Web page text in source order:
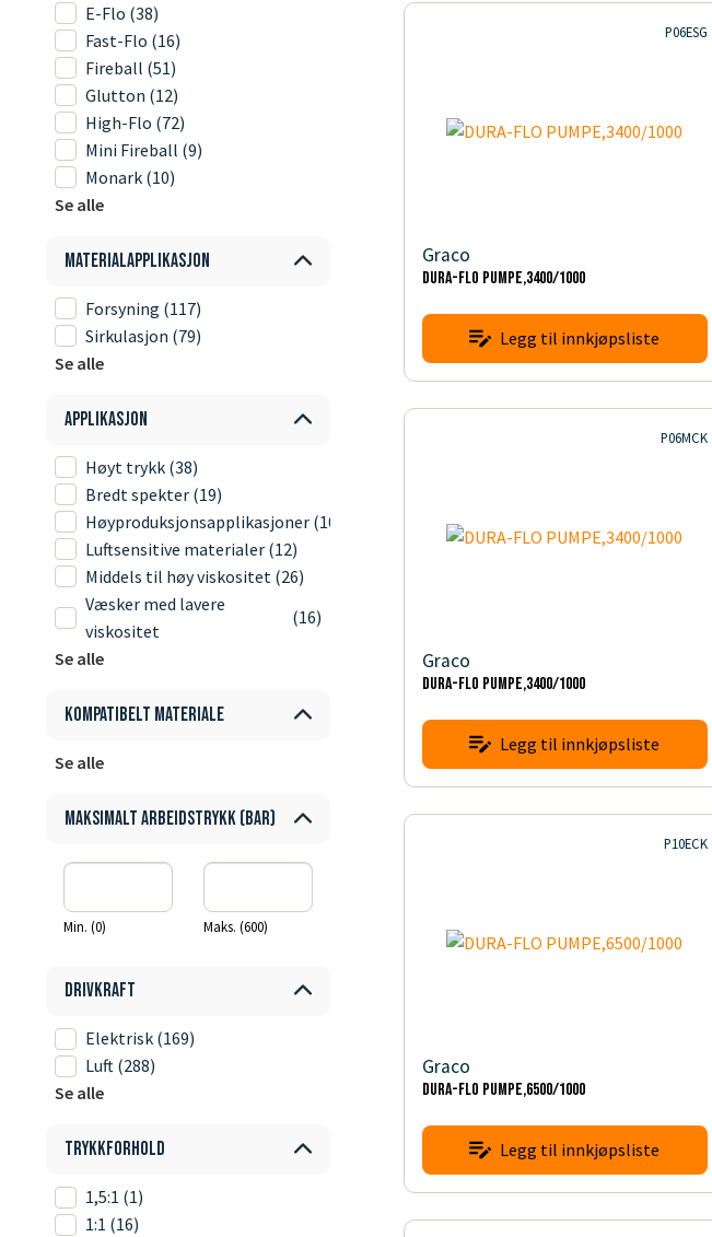
E-Flo (38)
Fast-Flo (16)
Fireball (51)
Glutton (12)
High-Flo (72)
Mini Fireball (9)
Monark (10)
Se alle
Materialapplikasjon
Forsyning (117)
Sirkulasjon (79)
Se alle
Applikasjon
Høyt trykk (38)
Bredt spekter (19)
Høyproduksjonsapplikasjoner (10)
Luftsensitive materialer (12)
Middels til høy viskositet (26)
Væsker med lavere
viskositet
(16)
Se alle
Kompatibelt materiale
Se alle
Maksimalt arbeidstrykk (bar)
Min. (0) Maks. (600)
Drivkraft
Elektrisk (169)
Luft (288)
Se alle
Trykkforhold
1,5:1 (1)
1:1 (16)
P06ESG
Graco
DURA-FLO PUMPE,3400/1000
Legg til innkjøpsliste
P06MCK
Graco
DURA-FLO PUMPE,3400/1000
Legg til innkjøpsliste
P10ECK
Graco
DURA-FLO PUMPE,6500/1000
Legg til innkjøpsliste